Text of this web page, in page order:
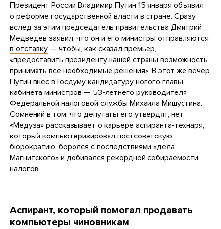
Президент России Владимир Путин 15 января объявил
о реформе государственной власти в стране. Сразу
вслед за этим председатель правительства Дмитрий
Медведев заявил, что он и его министры отправляются
в отставку — чтобы, как сказал премьер,
«предоставить президенту нашей страны возможность
принимать все необходимые решения». В этот же вечер
Путин внес в Госдуму кандидатуру нового главы
кабинета министров — 53-летнего руководителя
Федеральной налоговой службы Михаила Мишустина.
Сомнений в том, что депутаты его утвердят, нет.
«Медуза» рассказывает о карьере аспиранта-технаря,
который компьютеризировал постсоветскую
бюрократию, боролся с последствиями «дела
Магнитского» и добивался рекордной собираемости
налогов.
Аспирант, который помогал продавать
компьютеры чиновникам